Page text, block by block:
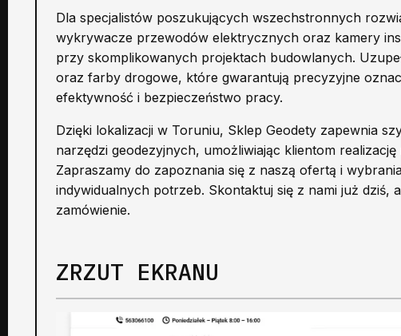
Dla specjalistów poszukujących wszechstronnych
wykrywacze przewodów elektrycznych oraz kamery
przy skomplikowanych projektach budowlanych.
oraz farby drogowe, które gwarantują precyzyjne
efektywność i bezpieczeństwo pracy.
Dzięki lokalizacji w Toruniu, Sklep Geodety zapewnia
narzędzi geodezyjnych, umożliwiając klientom
Zapraszamy do zapoznania się z naszą ofertą i
indywidualnych potrzeb. Skontaktuj się z nami już dziś,
zamówienie.
ZRZUT EKRANU